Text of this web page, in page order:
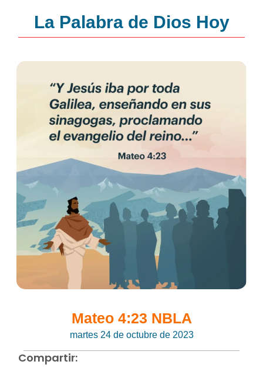
La Palabra de Dios Hoy
Mateo 4:23 NBLA
martes 24 de octubre de 2023
Compartir: